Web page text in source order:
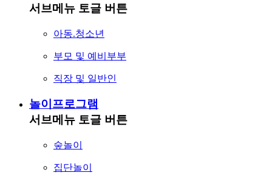
서브메뉴 토글 버튼
아동.청소년
부모 및 예비부부
직장 및 일반인
놀이프로그램
서브메뉴 토글 버튼
숲놀이
집단놀이